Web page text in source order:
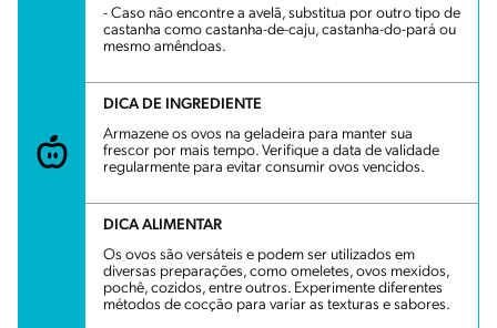
- Caso não encontre a avelã, substitua por outro tipo de
castanha como castanha-de-caju, castanha-do-pará ou
mesmo amêndoas.
DICA DE INGREDIENTE
Armazene os ovos na geladeira para manter sua
frescor por mais tempo. Verifique a data de validade
regularmente para evitar consumir ovos vencidos.
DICA ALIMENTAR
Os ovos são versáteis e podem ser utilizados em
diversas preparações, como omeletes, ovos mexidos,
pochê, cozidos, entre outros. Experimente diferentes
métodos de cocção para variar as texturas e sabores.